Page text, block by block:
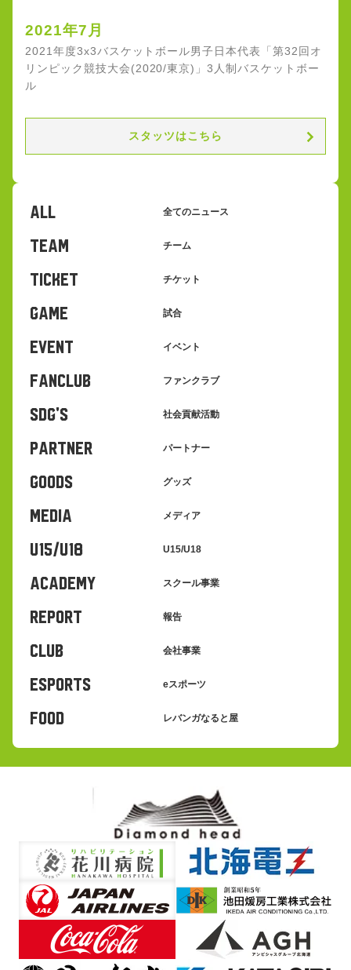
2021年7月
2021年度3x3バスケットボール男子日本代表「第32回オ
リンピック競技大会(2020/東京)」3人制バスケットボー
ル
スタッツはこちら
ALL 全てのニュース
TEAM チーム
TICKET チケット
GAME 試合
EVENT イベント
FANCLUB ファンクラブ
SDG's 社会貢献活動
PARTNER パートナー
GOODS グッズ
MEDIA メディア
U15/U18 U15/U18
ACADEMY スクール事業
REPORT 報告
CLUB 会社事業
eSPORTS eスポーツ
FOOD レバンガなると屋